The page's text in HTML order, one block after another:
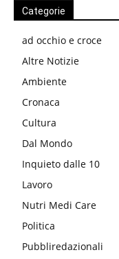
Categorie
ad occhio e croce
Altre Notizie
Ambiente
Cronaca
Cultura
Dal Mondo
Inquieto dalle 10
Lavoro
Nutri Medi Care
Politica
Pubbliredazionali